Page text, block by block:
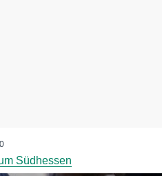
Südhessen